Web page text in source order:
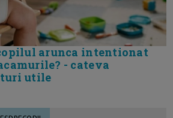
arunca intentionat
- cateva
utile